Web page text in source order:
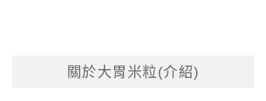
關於大胃米粒(介紹)